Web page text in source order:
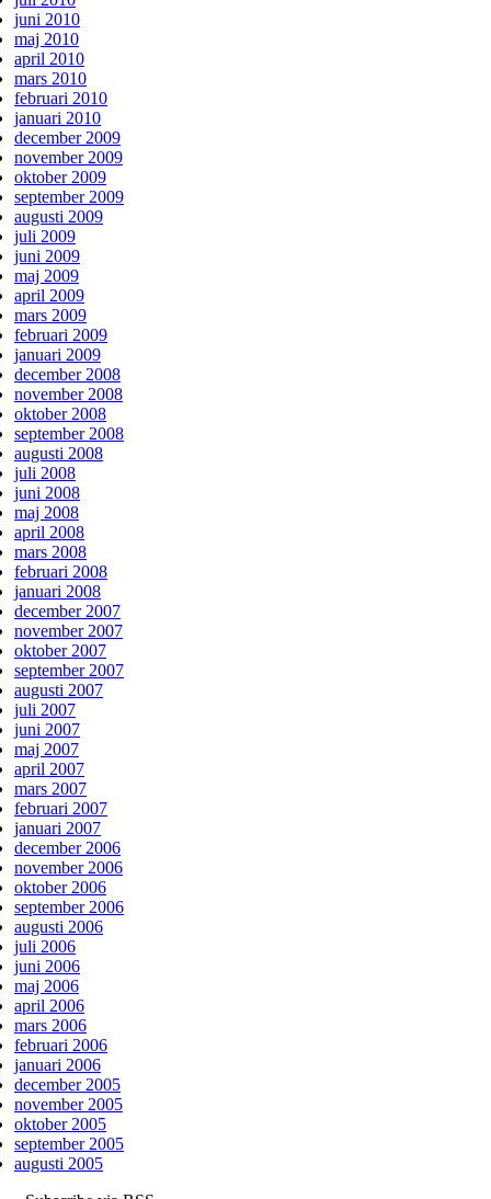
juni 2010
maj 2010
april 2010
mars 2010
februari 2010
januari 2010
december 2009
november 2009
oktober 2009
september 2009
augusti 2009
juli 2009
juni 2009
maj 2009
april 2009
mars 2009
februari 2009
januari 2009
december 2008
november 2008
oktober 2008
september 2008
augusti 2008
juli 2008
juni 2008
maj 2008
april 2008
mars 2008
februari 2008
januari 2008
december 2007
november 2007
oktober 2007
september 2007
augusti 2007
juli 2007
juni 2007
maj 2007
april 2007
mars 2007
februari 2007
januari 2007
december 2006
november 2006
oktober 2006
september 2006
augusti 2006
juli 2006
juni 2006
maj 2006
april 2006
mars 2006
februari 2006
januari 2006
december 2005
november 2005
oktober 2005
september 2005
augusti 2005